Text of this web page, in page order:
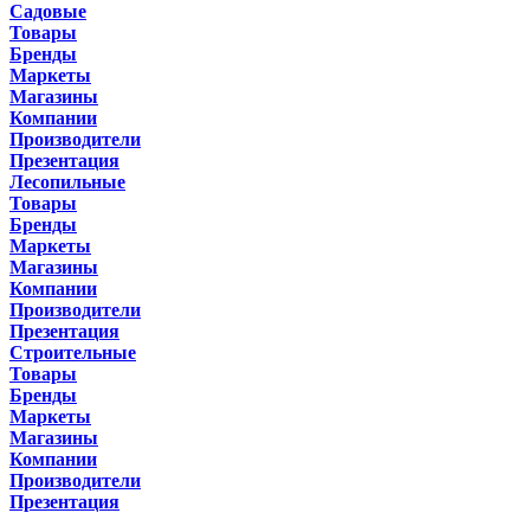
Садовые
Товары
Бренды
Маркеты
Магазины
Компании
Производители
Презентация
Лесопильные
Товары
Бренды
Маркеты
Магазины
Компании
Производители
Презентация
Строительные
Товары
Бренды
Маркеты
Магазины
Компании
Производители
Презентация